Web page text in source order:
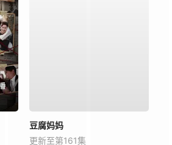
豆腐妈妈
更新至第161集